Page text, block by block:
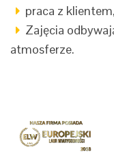
praca z klientem,
Zajęcia
atmosferze.